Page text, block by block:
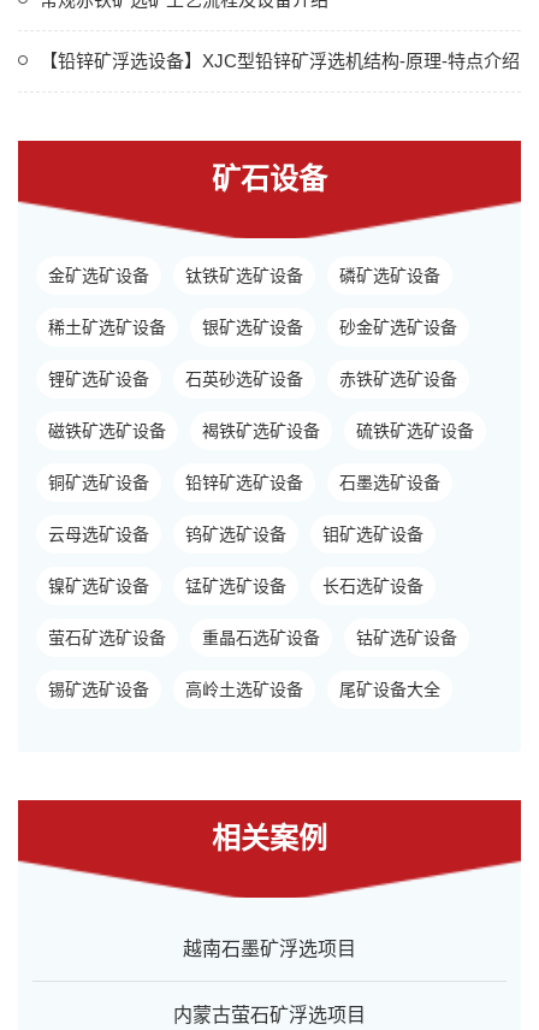
【铅锌矿浮选设备】XJC型铅锌矿浮选机结构-原理-特点介绍
矿石设备
金矿选矿设备 钛铁矿选矿设备 磷矿选矿设备
稀土矿选矿设备 银矿选矿设备 砂金矿选矿设备
锂矿选矿设备 石英砂选矿设备 赤铁矿选矿设备
磁铁矿选矿设备 褐铁矿选矿设备 硫铁矿选矿设备
铜矿选矿设备 铅锌矿选矿设备 石墨选矿设备
云母选矿设备 钨矿选矿设备 钼矿选矿设备
镍矿选矿设备 锰矿选矿设备 长石选矿设备
萤石矿选矿设备 重晶石选矿设备 钴矿选矿设备
锡矿选矿设备 高岭土选矿设备 尾矿设备大全
相关案例
越南石墨矿浮选项目
内蒙古萤石矿浮选项目